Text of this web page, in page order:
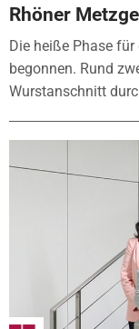
Rhöner
Die heiße Phase
begonnen. Rund
Wurstanschnitt